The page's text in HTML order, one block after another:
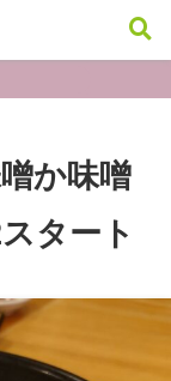
か味噌
タート